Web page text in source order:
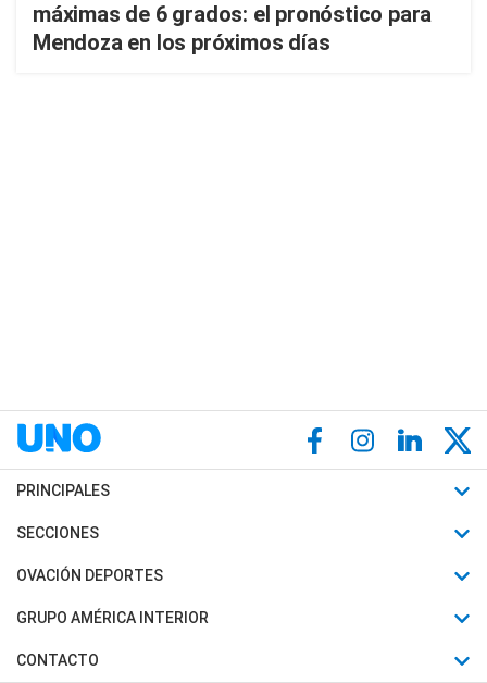
máximas de 6 grados: el pronóstico para
Mendoza en los próximos días
PRINCIPALES
Últimas Noticias
Política
Judiciales
SECCIONES
Horóscopo
Motores
Trucos caseros
OVACIÓN DEPORTES
Fútbol
Mundial
GRUPO AMÉRICA INTERIOR
Canal 7 en Vivo
CONTACTO